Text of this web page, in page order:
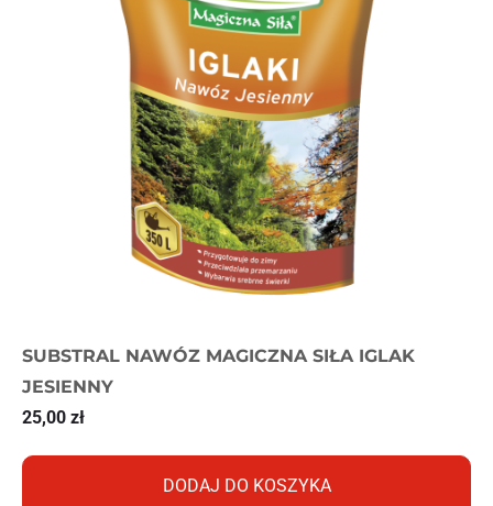
SUBSTRAL NAWÓZ MAGICZNA SIŁA IGLAK
JESIENNY
25,00 zł
DODAJ DO KOSZYKA